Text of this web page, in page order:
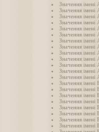
Значення імені
Значення імені
Значення імені
Значення імені
Значення імені
Значення імені
Значення імені
Значення імені
Значення імені
Значення імені
Значення імені
Значення імені
Значення імені
Значення імені
Значення імені
Значення імені
Значення імені
Значення імені
Значення імені
Значення імені
Значення імені